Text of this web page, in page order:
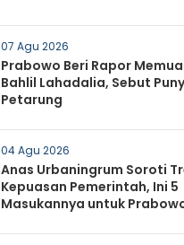
07 Agu 2026
Prabowo Beri Rapor
Bahlil Lahadalia, Sebut
Petarung
04 Agu 2026
Anas Urbaningrum Soroti
Kepuasan Pemerintah, Ini 5
Masukannya untuk